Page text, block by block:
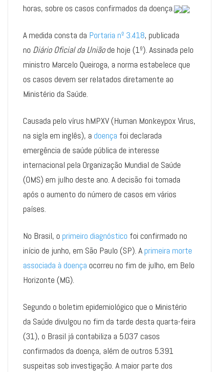
horas, sobre os casos confirmados da doença.
A medida consta da Portaria nº 3.418, publicada
no Diário Oficial da Uniãode hoje (1º). Assinada pelo
ministro Marcelo Queiroga, a norma estabelece que
os casos devem ser relatados diretamente ao
Ministério da Saúde.
Causada pelo vírus hMPXV (Human Monkeypox Virus,
na sigla em inglês), a doença foi declarada
emergência de saúde pública de interesse
internacional pela Organização Mundial de Saúde
(OMS) em julho deste ano. A decisão foi tomada
após o aumento do número de casos em vários
países.
No Brasil, o primeiro diagnóstico foi confirmado no
início de junho, em São Paulo (SP). Aprimeira morte
associada à doença ocorreu no fim de julho, em Belo
Horizonte (MG).
Segundo o boletim epidemiológico que o Ministério
da Saúde divulgou no fim da tarde desta quarta-feira
(31), o Brasil já contabiliza a 5.037 casos
confirmados da doença, além de outros 5.391
suspeitas sob investigação. A maior parte dos